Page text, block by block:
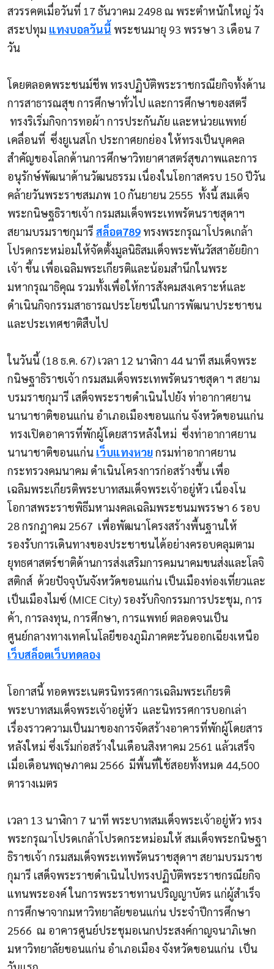
สวรรคตเมื่อวันที่ 17 ธันวาคม 2498ณ พระตำหนักใหญ่ วัง
สระปทุม แทงบอลวันนี้ พระชนมายุ 93 พรรษา 3 เดือน 7
วัน
โดยตลอดพระชนม์ชีพ ทรงปฏิบัติพระราชกรณียกิจทั้งด้าน
การสาธารณสุข การศึกษาทั่วไป และการศึกษาของสตรี
ทรงริเริ่มกิจการทอผ้า การประกันภัย และหน่วยแพทย์
เคลื่อนที่ ซึ่งยูเนสโก ประกาศยกย่อง ให้ทรงเป็นบุคคล
สำคัญของโลกด้านการศึกษาวิทยาศาสตร์สุขภาพและการ
อนุรักษ์พัฒนาด้านวัฒนธรรม เนื่องในโอกาสครบ 150ปีวัน
คล้ายวันพระราชสมภพ 10กันยายน2555 ทั้งนี้ สมเด็จ
พระกนิษฐธิราชเจ้า กรมสมเด็จพระเทพรัตนราชสุดาฯ
สยามบรมราชกุมารี สล็อต789 ทรงพระกรุณาโปรดเกล้า
โปรดกระหม่อมให้จัดตั้งมูลนิธิสมเด็จพระพันวัสสาอัยยิกา
เจ้า ขึ้น เพื่อเฉลิมพระเกียรติและน้อมสำนึกในพระ
มหากรุณาธิคุณ รวมทั้งเพื่อให้การสังคมสงเคราะห์และ
ดำเนินกิจกรรมสาธารณประโยชน์ในการพัฒนาประชาชน
และประเทศชาติสืบไป
ในวันนี้ (18ธ.ค. 67) เวลา 12 นาฬิกา 44 นาที สมเด็จพระ
กนิษฐาธิราชเจ้า กรมสมเด็จพระเทพรัตนราชสุดา ฯ สยาม
บรมราชกุมารี เสด็จพระราชดำเนินไปยัง ท่าอากาศยาน
นานาชาติขอนแก่น อำเภอเมืองขอนแก่น จังหวัดขอนแก่น
ทรงเปิดอาคารที่พักผู้โดยสารหลังใหม่ ซึ่งท่าอากาศยาน
นานาชาติขอนแก่น เว็บแทงหวยกรมท่าอากาศยาน
กระทรวงคมนาคม ดำเนินโครงการก่อสร้างขึ้น เพื่อ
เฉลิมพระเกียรติพระบาทสมเด็จพระเจ้าอยู่หัว เนื่องโน
โอกาสพระราชพิธีมหามงคลเฉลิมพระชนมพรรษา 6 รอบ
28กรกฎาคม 2567 เพื่อพัฒนาโครงสร้างพื้นฐานให้
รองรับการเดินทางของประชาชนได้อย่างครอบคลุมตาม
ยุทธศาสตร์ชาติด้านการส่งเสริมการคมนาคมขนส่งและโลจิ
สติกส์ ด้วยปัจจุบันจังหวัดขอนแก่น เป็นเมืองท่องเที่ยวและ
เป็นเมืองไมซ์ (MICE City)รองรับกิจกรรมการประชุม, การ
ค้า, การลงทุน, การศึกษา, การแพทย์ ตลอดจนเป็น
ศูนย์กลางทางเทคโนโลยีของภูมิภาคตะวันออกเฉียงเหนือ
เว็บสล็อตเว็บทดลอง
โอกาสนี้ ทอดพระเนตรนิทรรศการเฉลิมพระเกียรติ
พระบาทสมเด็จพระเจ้าอยู่หัว และนิทรรศการบอกเล่า
เรื่องราวความเป็นมาของการจัดสร้างอาคารที่พักผู้โดยสาร
หลังใหม่ ซึ่งเริ่มก่อสร้างในเดือนสิงหาคม 2561 แล้วเสร็จ
เมื่อเดือนพฤษภาคม 2566 มีพื้นที่ใช้สอยทั้งหมด 44,500
ตารางเมตร
เวลา 13 นาฬิกา 7 นาที พระบาทสมเด็จพระเจ้าอยู่หัว ทรง
พระกรุณาโปรดเกล้าโปรดกระหม่อมให้ สมเด็จพระกนิษฐา
ธิราชเจ้า กรมสมเด็จพระเทพรัตนราชสุดาฯ สยามบรมราช
กุมารี เสด็จพระราชดำเนินไปทรงปฏิบัติพระราชกรณียกิจ
แทนพระองค์ ในการพระราชทานปริญญาบัตร แก่ผู้สำเร็จ
การศึกษาจากมหาวิทยาลัยขอนแก่น ประจำปีการศึกษา
2566 ณ อาคารศูนย์ประชุมอเนกประสงค์กาญจนาภิเษก
มหาวิทยาลัยขอนแก่น อำเภอเมือง จังหวัดขอนแก่น เป็น